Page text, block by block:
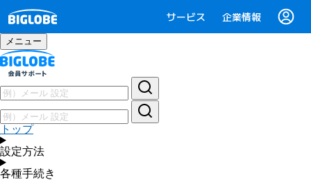
サービス 企業情報
メニュー
トップ
設定方法
各種手続き